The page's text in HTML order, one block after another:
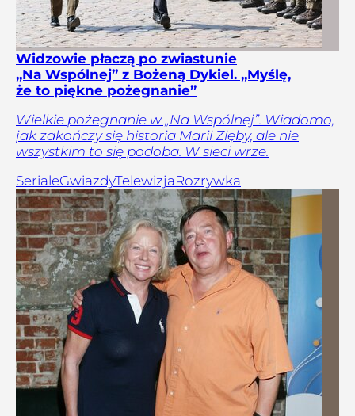
Widzowie płaczą po zwiastunie
„Na Wspólnej” z Bożeną Dykiel. „Myślę,
że to piękne pożegnanie”
Wielkie pożegnanie w „Na Wspólnej”. Wiadomo,
jak zakończy się historia Marii Zięby, ale nie
wszystkim to się podoba. W sieci wrze.
SerialeGwiazdyTelewizjaRozrywka